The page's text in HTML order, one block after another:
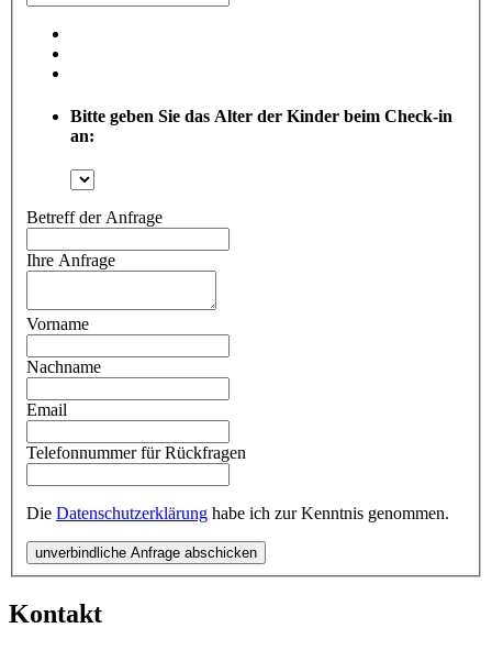
Bitte geben Sie das Alter der Kinder beim Check-in
an:
Betreff der Anfrage
Ihre Anfrage
Vorname
Nachname
Email
Telefonnummer für Rückfragen
Die Datenschutzerklärung habe ich zur Kenntnis genommen.
unverbindliche Anfrage abschicken
Kontakt